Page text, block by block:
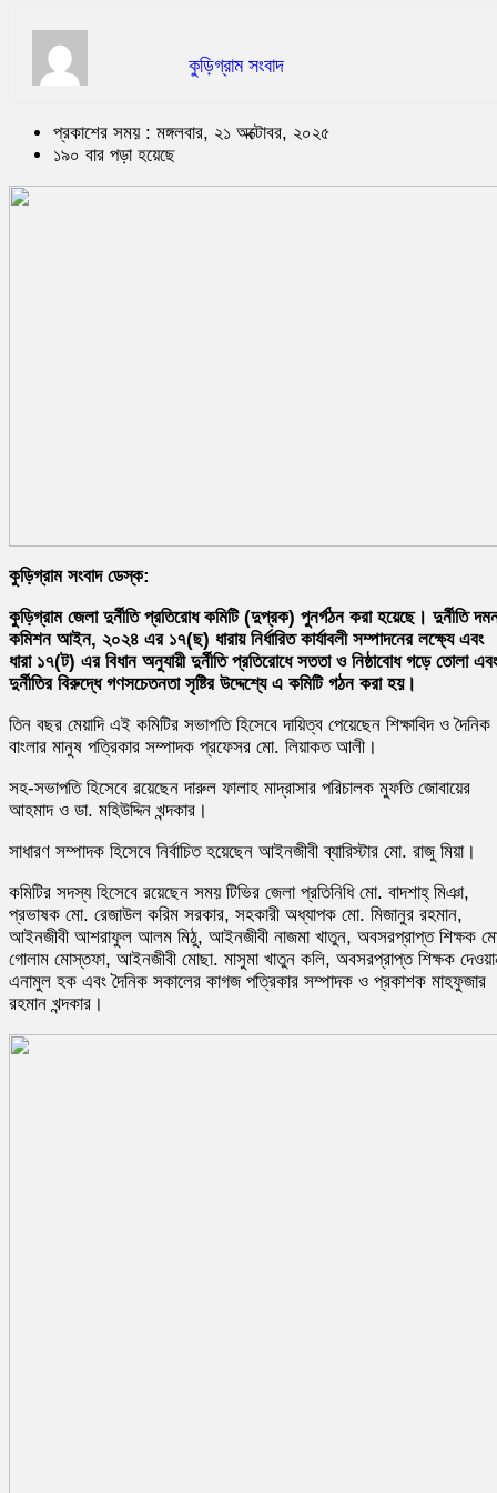
কুড়িগ্রাম সংবাদ
প্রকাশের সময় : মঙ্গলবার, ২১ অক্টোবর, ২০২৫
১৯০ বার পড়া হয়েছে
কুড়িগ্রাম সংবাদ ডেস্ক:
কুড়িগ্রাম জেলা দুর্নীতি প্রতিরোধ কমিটি (দুপ্রক) পুনর্গঠন করা হয়েছে। দুর্নীতি
কমিশন আইন, ২০২৪ এর ১৭(ছ) ধারায় নির্ধারিত কার্যাবলী সম্পাদনের লক্ষ্যে এবং
ধারা ১৭(ট) এর বিধান অনুযায়ী দুর্নীতি প্রতিরোধে সততা ও নিষ্ঠাবোধ গড়ে তোলা এবং
দুর্নীতির বিরুদ্ধে গণসচেতনতা সৃষ্টির উদ্দেশ্যে এ কমিটি গঠন করা হয়।
তিন বছর মেয়াদি এই কমিটির সভাপতি হিসেবে দায়িত্ব পেয়েছেন শিক্ষাবিদ ও দৈনিক
বাংলার মানুষ পত্রিকার সম্পাদক প্রফেসর মো. লিয়াকত আলী।
সহ-সভাপতি হিসেবে রয়েছেন দারুল ফালাহ মাদ্রাসার পরিচালক মুফতি জোবায়ের
আহমাদ ও ডা. মহিউদ্দিন খন্দকার।
সাধারণ সম্পাদক হিসেবে নির্বাচিত হয়েছেন আইনজীবী ব্যারিস্টার মো. রাজু মিয়া।
কমিটির সদস্য হিসেবে রয়েছেন সময় টিভির জেলা প্রতিনিধি মো. বাদশাহ্ মিঞা,
প্রভাষক মো. রেজাউল করিম সরকার, সহকারী অধ্যাপক মো. মিজানুর রহমান,
আইনজীবী আশরাফুল আলম মিঠু, আইনজীবী নাজমা খাতুন, অবসরপ্রাপ্ত শিক্ষক
গোলাম মোস্তফা, আইনজীবী মোছা. মাসুমা খাতুন কলি, অবসরপ্রাপ্ত শিক্ষক
এনামুল হক এবং দৈনিক সকালের কাগজ পত্রিকার সম্পাদক ও প্রকাশক মাহফুজার
রহমান খন্দকার।